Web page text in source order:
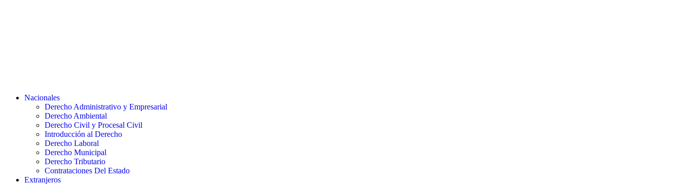
Nacionales
Derecho Administrativo y Empresarial
Derecho Ambiental
Derecho Civil y Procesal Civil
Introducción al Derecho
Derecho Laboral
Derecho Municipal
Derecho Tributario
Contrataciones Del Estado
Extranjeros